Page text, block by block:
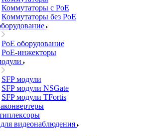
Коммутаторы с PoE
Коммутаторы без PoE
PoE оборудование
PoE-инжекторы
SFP модули
SFP модули NSGate
SFP модули TFortis
видеонаблюдения